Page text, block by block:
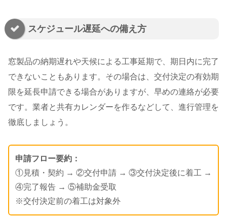
スケジュール遅延への備え方
窓製品の納期遅れや天候による工事延期で、期日内に完了
できないこともあります。その場合は、交付決定の有効期
限を延長申請できる場合がありますが、早めの連絡が必要
です。業者と共有カレンダーを作るなどして、進行管理を
徹底しましょう。
申請フロー要約：
①見積・契約 → ②交付申請 → ③交付決定後に着工 →
④完了報告 → ⑤補助金受取
※交付決定前の着工は対象外